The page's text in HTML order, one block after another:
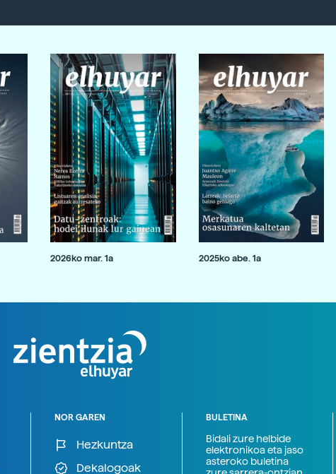
2026ko mar. 1a 2025ko abe. 1a
NOR GAREN
Hezkuntza
Dekalogoak
BULETINA
Bidali zure helbide
elektronikoa eta jaso
asteroko buletina